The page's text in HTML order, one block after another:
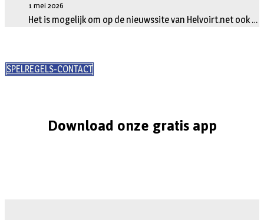
1 mei 2026
Het is mogelijk om op de nieuwssite van Helvoirt.net ook …
SPELREGELS-CONTACT
Download onze gratis app